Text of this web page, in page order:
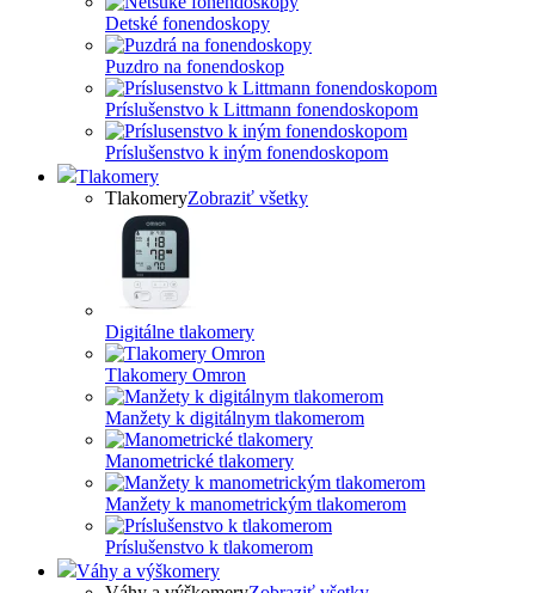
Detské fonendoskopy
Puzdro na fonendoskop
Príslušenstvo k Littmann fonendoskopom
Príslušenstvo k iným fonendoskopom
Tlakomery
TlakomeryZobraziť všetky
Digitálne tlakomery
Tlakomery Omron
Manžety k digitálnym tlakomerom
Manometrické tlakomery
Manžety k manometrickým tlakomerom
Príslušenstvo k tlakomerom
Váhy a výškomery